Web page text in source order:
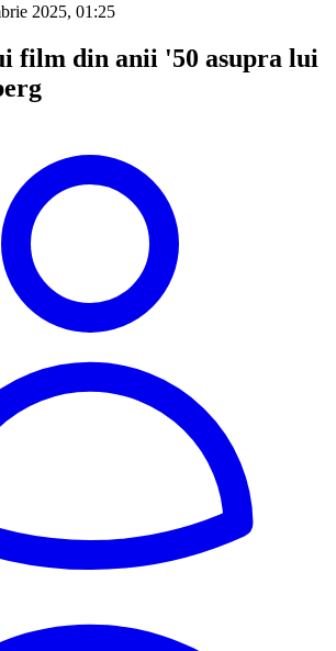
2025, 01:25
film din anii '50 asupra lui